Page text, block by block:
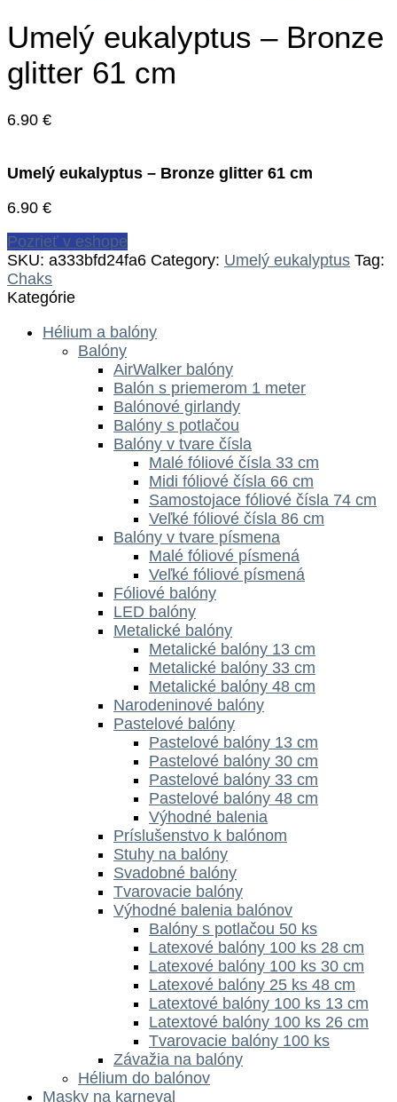
Umelý eukalyptus – Bronze
glitter 61 cm
6.90 €
Umelý eukalyptus – Bronze glitter 61 cm
6.90 €
Pozrieť v eshope
SKU: a333bfd24fa6 Category: Umelý eukalyptus Tag:
Chaks
Kategórie
Hélium a balóny
Balóny
AirWalker balóny
Balón s priemerom 1 meter
Balónové girlandy
Balóny s potlačou
Balóny v tvare čísla
Malé fóliové čísla 33 cm
Midi fóliové čísla 66 cm
Samostojace fóliové čísla 74 cm
Veľké fóliové čísla 86 cm
Balóny v tvare písmena
Malé fóliové písmená
Veľké fóliové písmená
Fóliové balóny
LED balóny
Metalické balóny
Metalické balóny 13 cm
Metalické balóny 33 cm
Metalické balóny 48 cm
Narodeninové balóny
Pastelové balóny
Pastelové balóny 13 cm
Pastelové balóny 30 cm
Pastelové balóny 33 cm
Pastelové balóny 48 cm
Výhodné balenia
Príslušenstvo k balónom
Stuhy na balóny
Svadobné balóny
Tvarovacie balóny
Výhodné balenia balónov
Balóny s potlačou 50 ks
Latexové balóny 100 ks 28 cm
Latexové balóny 100 ks 30 cm
Latexové balóny 25 ks 48 cm
Latextové balóny 100 ks 13 cm
Latextové balóny 100 ks 26 cm
Tvarovacie balóny 100 ks
Závažia na balóny
Hélium do balónov
Masky na karneval